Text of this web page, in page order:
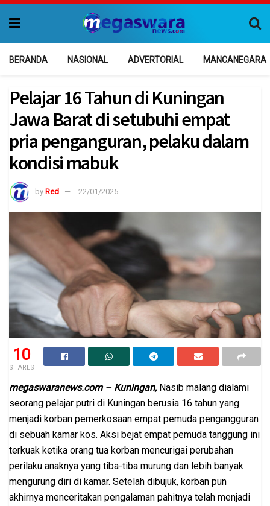
BERANDA NASIONAL ADVERTORIAL MANCANEGARA
Pelajar 16 Tahun di Kuningan
Jawa Barat di setubuhi empat
pria penganguran, pelaku dalam
kondisi mabuk
by Red 22/01/2025
10
SHARES
megaswaranews.com – Kuningan, Nasib malang dialami
seorang pelajar putri di Kuningan berusia 16 tahun yang
menjadi korban pemerkosaan empat pemuda pengangguran
di sebuah kamar kos. Aksi bejat empat pemuda tanggung ini
terkuak ketika orang tua korban mencurigai perubahan
perilaku anaknya yang tiba-tiba murung dan lebih banyak
mengurung diri di kamar. Setelah dibujuk, korban pun
akhirnya menceritakan pengalaman pahitnya telah menjadi